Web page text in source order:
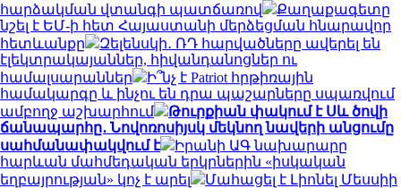
հարձակման վտանգի պատճառով
Քաղաքագետը
նշել է ԵՄ-ի հետ Հայաստանի մերձեցման հնարավոր
հետևանքը
Զելենսկի․ ՌԴ հարվածները ավերել են
էլեկտրակայաններ, հիվանդանոցներ ու
համալսարաններ
Ի՞նչ է Patriot հրթիռային
համակարգը և ինչու են դրա պաշարները սպառվում
ամբողջ աշխարհում
Թուրքիան փակում է Սև ծովի
ճանապարհը․ Նովոռոսիյսկ մեկնող նավերի անցումը
սահմանափակվում է
Իրանի ԱԳ նախարարը
հարևան մահմեդական երկրներին «իսկական
եղբայրության» կոչ է արել
Մահացել է Լիոնել Մեսսիի